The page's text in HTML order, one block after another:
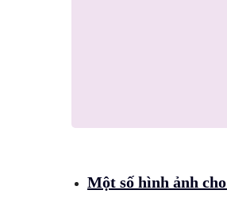
Một số hình ảnh cho